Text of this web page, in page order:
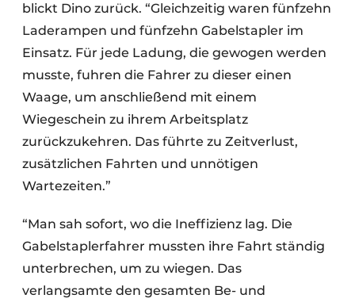
blickt Dino zurück. “Gleichzeitig waren fünfzehn
Laderampen und fünfzehn Gabelstapler im
Einsatz. Für jede Ladung, die gewogen werden
musste, fuhren die Fahrer zu dieser einen
Waage, um anschließend mit einem
Wiegeschein zu ihrem Arbeitsplatz
zurückzukehren. Das führte zu Zeitverlust,
zusätzlichen Fahrten und unnötigen
Wartezeiten.”
“Man sah sofort, wo die Ineffizienz lag. Die
Gabelstaplerfahrer mussten ihre Fahrt ständig
unterbrechen, um zu wiegen. Das
verlangsamte den gesamten Be- und